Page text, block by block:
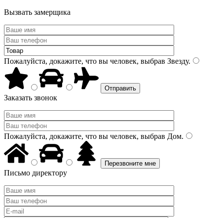
Вызвать замерщика
Пожалуйста, докажите, что вы человек, выбрав Звезду.
Заказать звонок
Пожалуйста, докажите, что вы человек, выбрав Дом.
Письмо директору